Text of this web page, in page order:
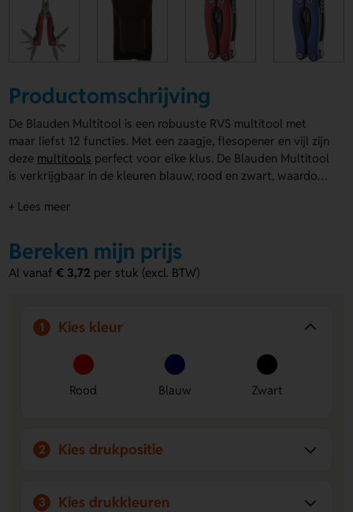
Productomschrijving
De Blauden Multitool is een robuuste RVS multitool met
maar liefst 12 functies. Met een zaagje, flesopener en vijl zijn
deze multitools perfect voor elke klus. De Blauden Multitool
is verkrijgbaar in de kleuren blauw, rood en zwart, waardoor
je de multitool zowel op de linker- als rechterkant laten
bedrukken op de voorzijde, wat zorgt voor extra
personalisatie. Kies de Blauden Multitool en maak indruk
met een praktisch en stijlvol relatiegeschenk!
+ Lees meer
Bereken mijn prijs
Al vanaf€ 3,72 per stuk (excl. BTW)
1 Kies kleur
Rood Blauw Zwart
2 Kies drukpositie
3 Kies drukkleuren